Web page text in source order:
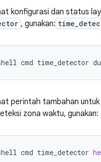
konfigurasi dan status
, gunakan:
cmd time_detector
perintah tambahan
zona waktu, gunakan:
cmd time_detector